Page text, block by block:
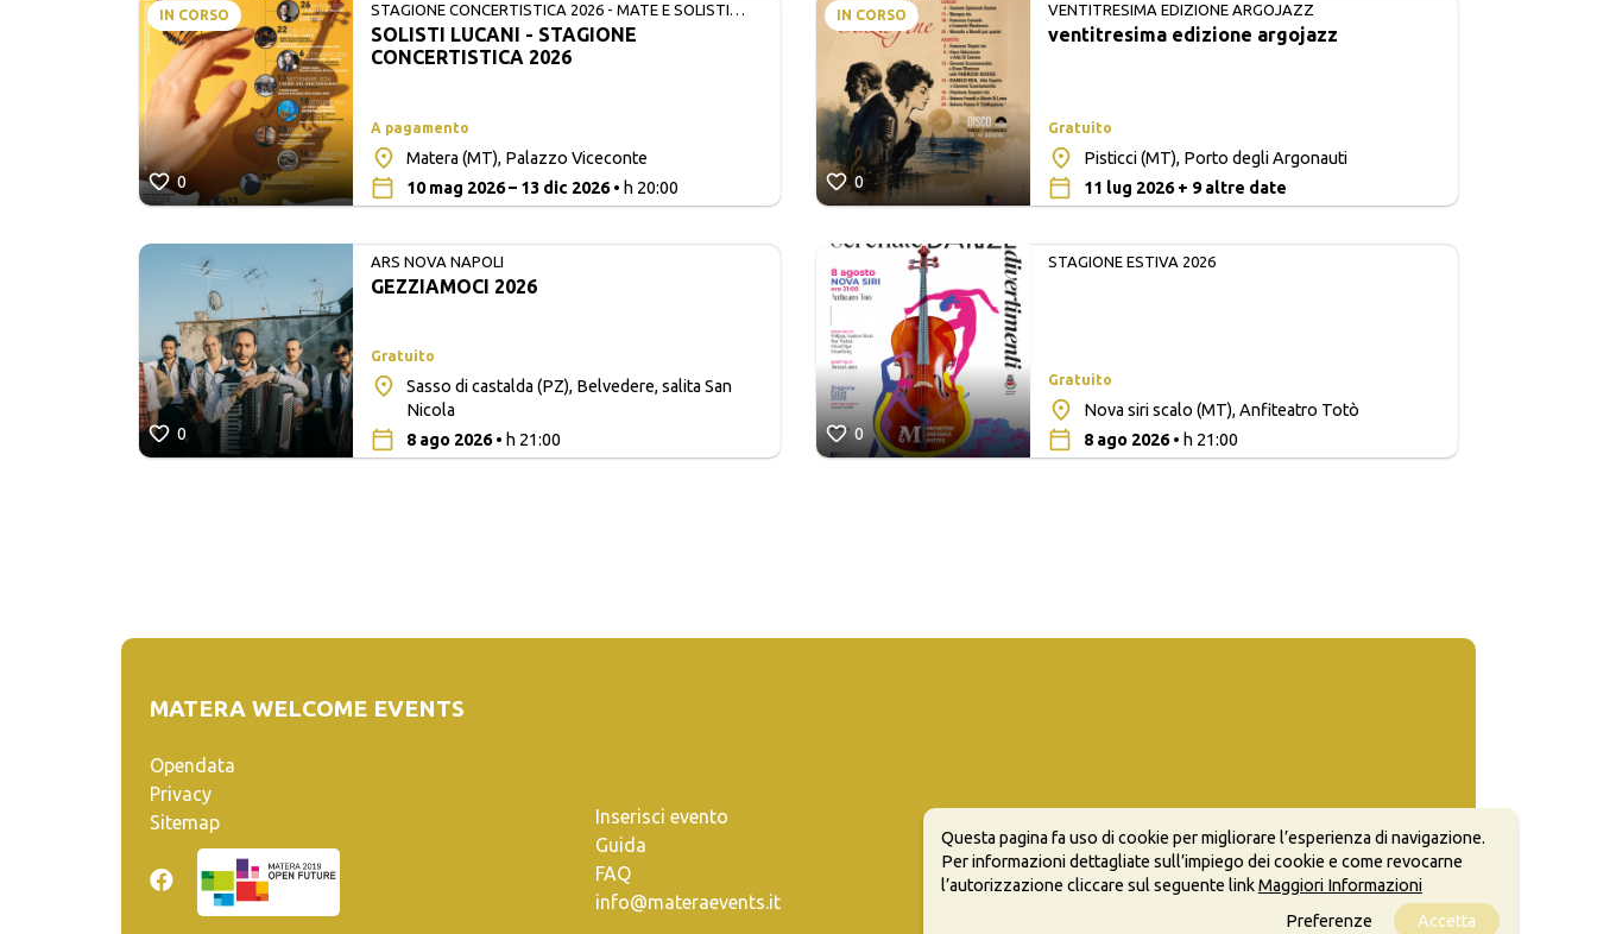
IN CORSO
0
STAGIONE CONCERTISTICA 2026 - MATE E SOLISTI
LUCANI
SOLISTI LUCANI - STAGIONE
CONCERTISTICA 2026
A pagamento
Matera (MT), Palazzo Viceconte
10 mag 2026 – 13 dic 2026• h 20:00
0
ARS NOVA NAPOLI
GEZZIAMOCI 2026
Gratuito
Sasso di castalda (PZ), Belvedere, salita San
Nicola
8 ago 2026• h 21:00
IN CORSO
0
VENTITRESIMA EDIZIONE ARGOJAZZ
ventitresima edizione argojazz
Gratuito
Pisticci (MT), Porto degli Argonauti
11 lug 2026 + 9 altre date
0
STAGIONE ESTIVA 2026
Gratuito
Nova siri scalo (MT), Anfiteatro Totò
8 ago 2026• h 21:00
MATERA WELCOME EVENTS
Opendata
Privacy
Sitemap
Inserisci evento
Guida
FAQ
info@materaevents.it
Questa pagina fa uso di cookie per migliorare l’esperienza di navigazione.
Per informazioni dettagliate sull’impiego dei cookie e come revocarne
l’autorizzazione cliccare sul seguente linkMaggiori Informazioni
Preferenze
Accetta